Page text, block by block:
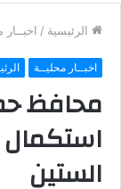
الرئيسية / اخبــار
اخبــار محليــة
محافظ
استكمال
الستين